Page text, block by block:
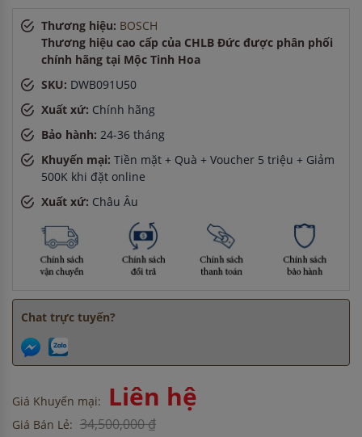
Anh Nam
ở Quảng Ninh đã đặt máy rửa bát cách đây 1
giờ
Anh Tuấn -ở Cần Thơ đã mua máy sấy bát cách đây 45
Anh Hùng-ở TP. Hồ Chí Minh đã mua bếp điện từ cách đây
8 giờ
Anh Quang
giờ
Thương hiệu: BOSCH
Thương hiệu cao cấp của CHLB Đức được phân phối
chính hãng tại Mộc Tinh Hoa
SKU: DWB091U50
Xuất xứ: Chính hãng
Bảo hành: 24-36 tháng
Khuyến mại: Tiền mặt + Quà + Voucher 5 triệu + Giảm
500K khi đặt online
Xuất xứ: Châu Âu
Chat trực tuyến?
Giá Khuyến mại: Liên hệ
Giá Bán Lẻ: 34,500,000 ₫